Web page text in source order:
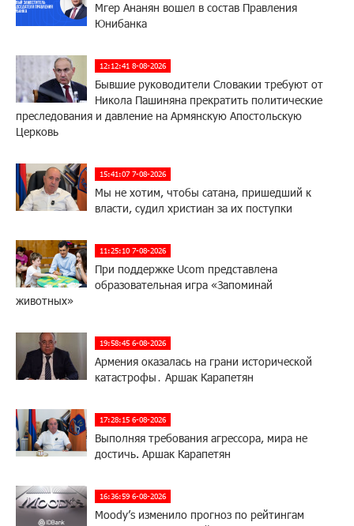
Мгер Ананян вошел в состав Правления
Юнибанка
12:12:41 8-08-2026
Бывшие руководители Словакии требуют от
Никола Пашиняна прекратить политические
преследования и давление на Армянскую Апостольскую
Церковь
15:41:07 7-08-2026
Мы не хотим, чтобы сатана, пришедший к
власти, судил христиан за их поступки
11:25:10 7-08-2026
При поддержке Ucom представлена
образовательная игра «Запоминай
животных»
19:58:45 6-08-2026
Армения оказалась на грани исторической
катастрофы․ Аршак Карапетян
17:28:15 6-08-2026
Выполняя требования агрессора, мира не
достичь. Аршак Карапетян
16:36:59 6-08-2026
Moody’s изменило прогноз по рейтингам